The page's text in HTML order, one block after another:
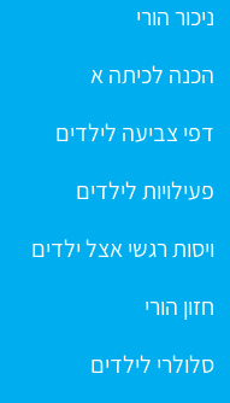
ניכור הורי
הכנה לכיתה א
דפי צביעה לילדים
פעילויות לילדים
ויסות רגשי אצל ילדים
חזון הורי
סלולרי לילדים